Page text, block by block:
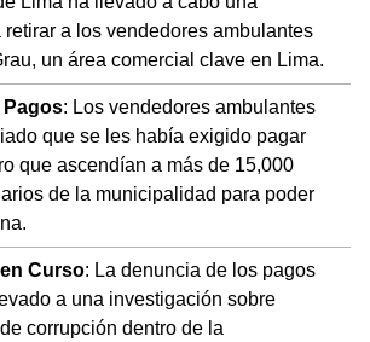
a los vendedores ambulantes
un área comercial clave en Lima.
Pagos: Los vendedores ambulantes
que se les había exigido pagar
que ascendían a más de 15,000
de la municipalidad para poder
Curso: La denuncia de los pagos
a una investigación sobre
corrupción dentro de la